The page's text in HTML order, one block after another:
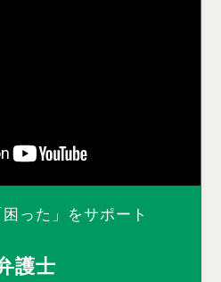
った」をサポート
護士